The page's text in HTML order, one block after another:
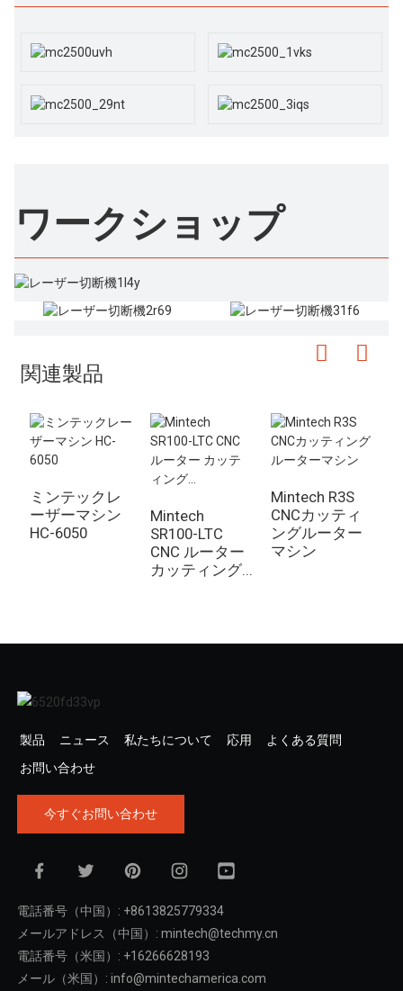
ワークショップ
関連製品
ミンテックレ
ーザーマシン
HC-6050
Mintech
SR100-LTC
CNC ルーター
カッティング...
Mintech R3S
CNCカッティ
ングルーター
マシン
製品 ニュース 私たちについて 応用
よくある質問
お問い合わせ
今すぐお問い合わせ
電話番号（中国）: +8613825779334
メールアドレス（中国）: mintech@techmy.cn
電話番号（米国）: +16266628193
メール（米国）: info@mintechamerica.com